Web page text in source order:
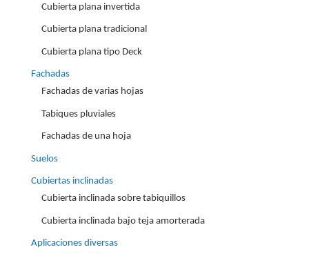
Cubierta plana invertida
Cubierta plana tradicional
Cubierta plana tipo Deck
Fachadas
Fachadas de varias hojas
Tabiques pluviales
Fachadas de una hoja
Suelos
Cubiertas inclinadas
Cubierta inclinada sobre tabiquillos
Cubierta inclinada bajo teja amorterada
Aplicaciones diversas